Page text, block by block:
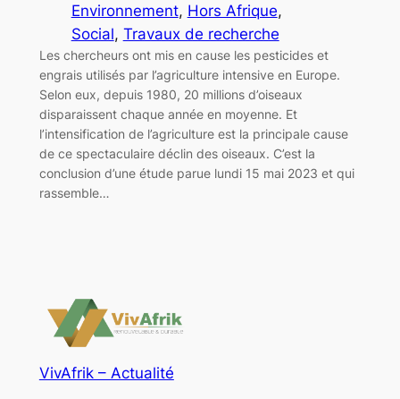
Environnement, Hors Afrique
Social, Travaux de recherche
Les chercheurs ont mis en cause les pesticides et
engrais utilisés par l’agriculture intensive en Europe.
Selon eux, depuis 1980, 20 millions d’oiseaux
disparaissent chaque année en moyenne. Et
l’intensification de l’agriculture est la principale cause
de ce spectaculaire déclin des oiseaux. C’est la
conclusion d’une étude parue lundi 15 mai 2023 et qui
rassemble…
VivAfrik – Actualité